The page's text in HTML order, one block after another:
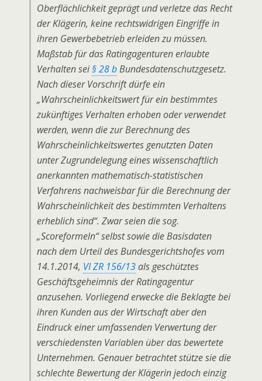
Oberflächlichkeit geprägt und verletze das Recht
der Klägerin, keine rechtswidrigen Eingriffe in
ihren Gewerbebetrieb erleiden zu müssen.
Maßstab für das Ratingagenturen erlaubte
Verhalten sei§ 28 bBundesdatenschutzgesetz.
Nach dieser Vorschrift dürfe ein
„Wahrscheinlichkeitswert für ein bestimmtes
zukünftiges Verhalten erhoben oder verwendet
werden, wenn die zur Berechnung des
Wahrscheinlichkeitswertes genutzten Daten
unter Zugrundelegung eines wissenschaftlich
anerkannten mathematisch-statistischen
Verfahrens nachweisbar für die Berechnung der
Wahrscheinlichkeit des bestimmten Verhaltens
erheblich sind“. Zwar seien die sog.
„Scoreformeln“ selbst sowie die Basisdaten
nach dem Urteil des Bundesgerichtshofes vom
14.1.2014, VI ZR 156/13als geschütztes
Geschäftsgeheimnis der Ratingagentur
anzusehen. Vorliegend erwecke die Beklagte bei
ihren Kunden aus der Wirtschaft aber den
Eindruck einer umfassenden Verwertung der
verschiedensten Variablen über das bewertete
Unternehmen. Genauer betrachtet stütze sie die
schlechte Bewertung der Klägerin jedoch einzig